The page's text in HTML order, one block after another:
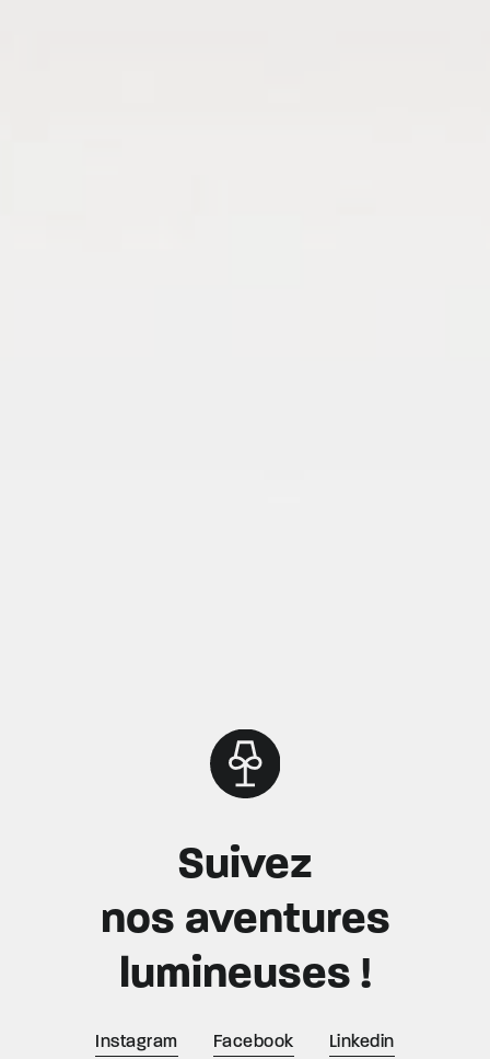
Suivez
nos aventures
lumineuses !
Instagram Facebook Linkedin